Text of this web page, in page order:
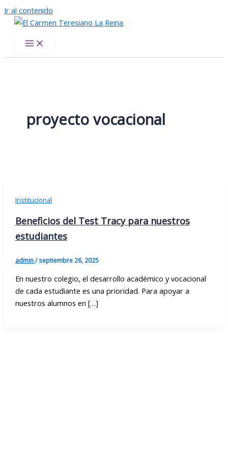
Ir al contenido
proyecto vocacional
Institucional
Beneficios del Test Tracy para nuestros
estudiantes
admin/septiembre 26, 2025
En nuestro colegio, el desarrollo académico y vocacional
de cada estudiante es una prioridad. Para apoyar a
nuestros alumnos en […]